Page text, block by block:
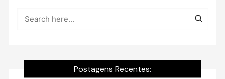
Postagens Recentes: